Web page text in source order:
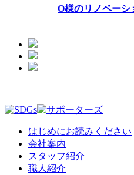
O様のリノベーシ
はじめにお読みください
会社案内
スタッフ紹介
職人紹介